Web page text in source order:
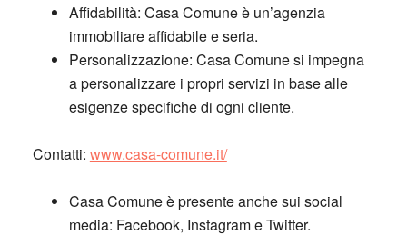
Affidabilità: Casa Comune è un’agenzia
immobiliare affidabile e seria.
Personalizzazione: Casa Comune si impegna
a personalizzare i propri servizi in base alle
esigenze specifiche di ogni cliente.
Contatti: www.casa-comune.it/
Casa Comune è presente anche sui social
media: Facebook, Instagram e Twitter.